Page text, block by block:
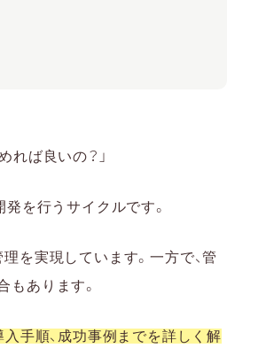
れば良いの？」
を行うサイクルです。
を実現しています。一方で、管
あります。
手順、成功事例までを詳しく解